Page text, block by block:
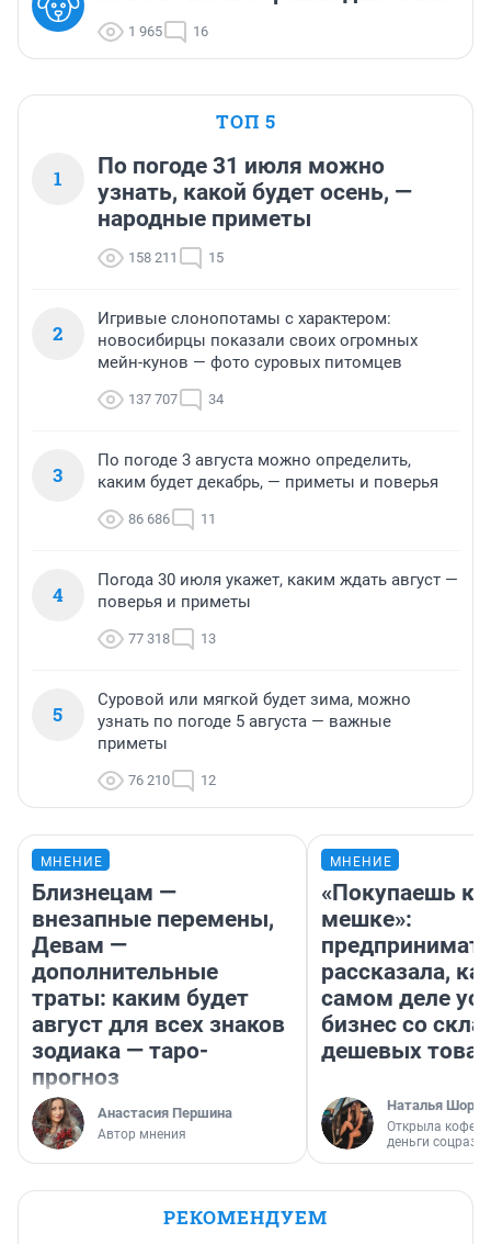
1 965 16
ТОП 5
1
По погоде 31 июля можно
узнать, какой будет осень, —
народные приметы
158 211 15
2
Игривые слонопотамы с характером:
новосибирцы показали своих огромных
мейн-кунов — фото суровых питомцев
137 707 34
3
По погоде 3 августа можно определить,
каким будет декабрь, — приметы и поверья
86 686 11
4
Погода 30 июля укажет, каким ждать август —
поверья и приметы
77 318 13
5
Суровой или мягкой будет зима, можно
узнать по погоде 5 августа — важные
приметы
76 210 12
МНЕНИЕ
Близнецам —
внезапные перемены,
Девам —
дополнительные
траты: каким будет
август для всех знаков
зодиака — таро-
прогноз
Анастасия Першина
Автор мнения
МНЕНИЕ
«Покупаешь
мешке»:
рассказала,
самом деле
бизнес со
дешевых
Наталья
Открыла
деньги
РЕКОМЕНДУЕМ